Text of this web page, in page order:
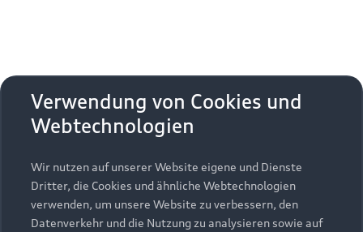
Zurück nach oben
Modelle
Alle Modelle
Modelle vergleichen
Kaufen & leasen
Neuwagensuche
Service & Zubehör
Verwendung von Cookies und
Webtechnologien
Wir nutzen auf unserer Website eigene und Dienste
Dritter, die Cookies und ähnliche Webtechnologien
verwenden, um unsere Website zu verbessern, den
Datenverkehr und die Nutzung zu analysieren sowie auf